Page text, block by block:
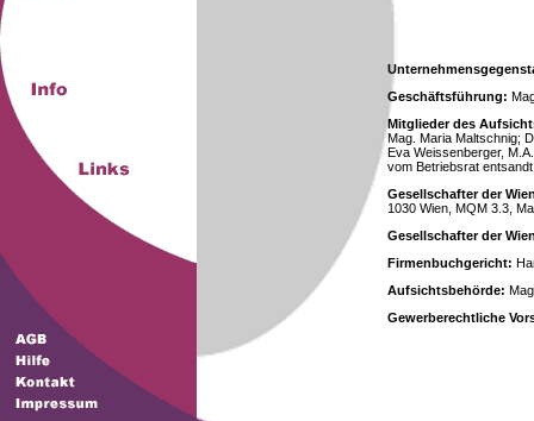
Geschäftsführung:
Mitglieder des
Mag. Maria Maltschnig;
Eva Weissenberger,
vom Betriebsrat
Gesellschafter der
1030 Wien, MQM 3.3,
Gesellschafter der
Firmenbuchgericht:
Aufsichtsbehörde:
Gewerberechtliche